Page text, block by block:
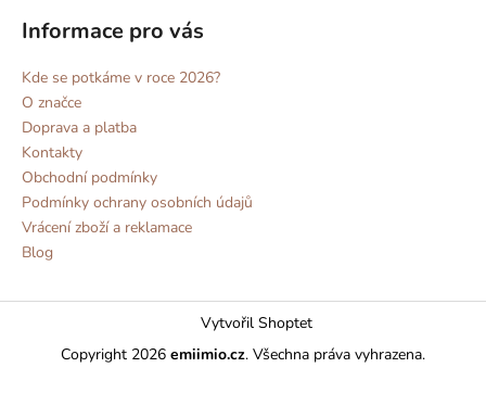
Informace pro vás
Kde se potkáme v roce 2026?
O značce
Doprava a platba
Kontakty
Obchodní podmínky
Podmínky ochrany osobních údajů
Vrácení zboží a reklamace
Blog
Vytvořil Shoptet
Copyright 2026 emiimio.cz. Všechna práva vyhrazena.